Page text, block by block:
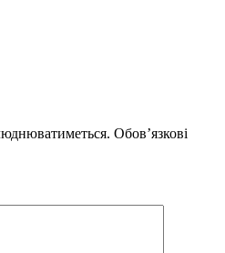
Обов’язкові